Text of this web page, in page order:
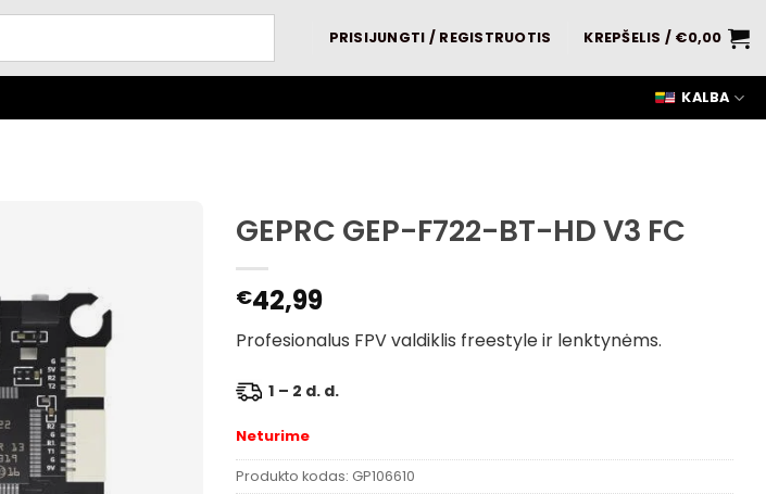
PRISIJUNGTI / REGISTRUOTIS KREPŠELIS / €0,00
KALBA
GEPRC GEP-F722-BT-HD V3 FC
€42,99
Profesionalus FPV valdiklis freestyle ir lenktynėms.
1 – 2 d. d.
Neturime
Produkto kodas: GP106610